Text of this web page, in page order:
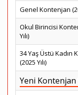
Genel Kontenjan
Okul Birincisi
Yılı)
34 Yaş Üstü Kadın
(2025 Yılı)
Yeni Kontenjan